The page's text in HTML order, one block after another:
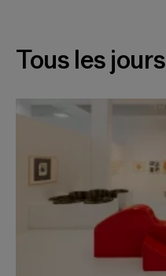
Tous les jours